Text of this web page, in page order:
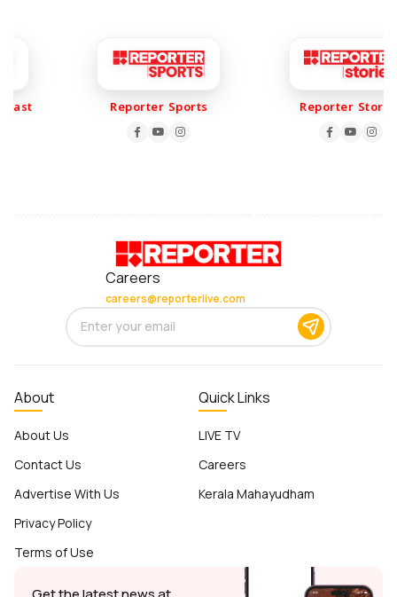
Reporter Sports Reporter Stories
Careers
careers@reporterlive.com
About
About Us
Contact Us
Advertise With Us
Privacy Policy
Terms of Use
Quick Links
LIVE TV
Careers
Kerala Mahayudham